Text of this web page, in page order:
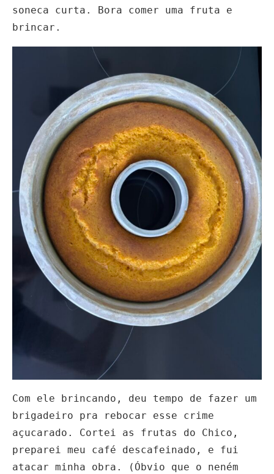
soneca curta. Bora comer uma fruta e
brincar.
Com ele brincando, deu tempo de fazer um
brigadeiro pra rebocar esse crime
açucarado. Cortei as frutas do Chico,
preparei meu café descafeinado, e fui
atacar minha obra. (Óbvio que o neném